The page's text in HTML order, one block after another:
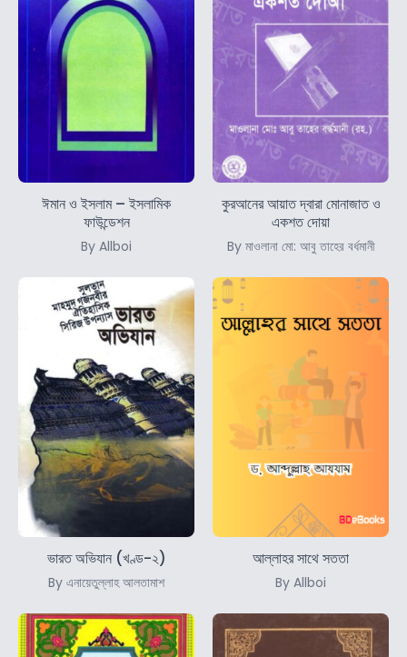
ঈমান ও ইসলাম – ইসলামিক
ফাউন্ডেশন
By Allboi
কুরআনের আয়াত দ্বারা মোনাজাত ও
একশত দোয়া
By মাওলানা মো: আবু তাহের বর্ধমানী
ভারত অভিযান (খণ্ড-২)
By এনায়েতুল্লাহ আলতামাশ
আল্লাহর সাথে সততা
By Allboi